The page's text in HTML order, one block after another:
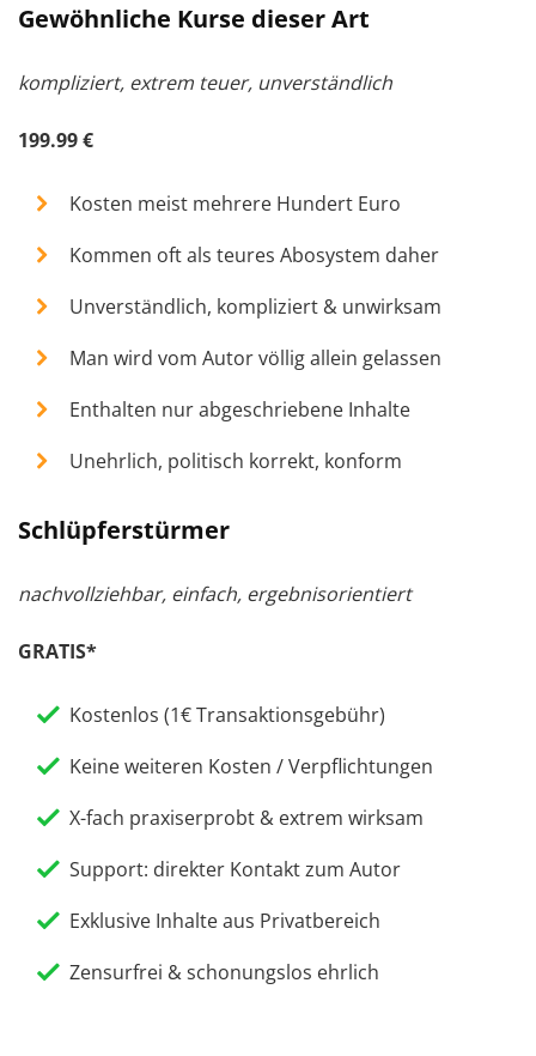
Gewöhnliche Kurse dieser Art
kompliziert, extrem teuer, unverständlich
199.99 €
Kosten meist mehrere Hundert Euro
Kommen oft als teures Abosystem daher
Unverständlich, kompliziert & unwirksam
Man wird vom Autor völlig allein gelassen
Enthalten nur abgeschriebene Inhalte
Unehrlich, politisch korrekt, konform
Schlüpferstürmer
nachvollziehbar, einfach, ergebnisorientiert
GRATIS*
Kostenlos (1€ Transaktionsgebühr)
Keine weiteren Kosten / Verpflichtungen
X-fach praxiserprobt & extrem wirksam
Support: direkter Kontakt zum Autor
Exklusive Inhalte aus Privatbereich
Zensurfrei & schonungslos ehrlich